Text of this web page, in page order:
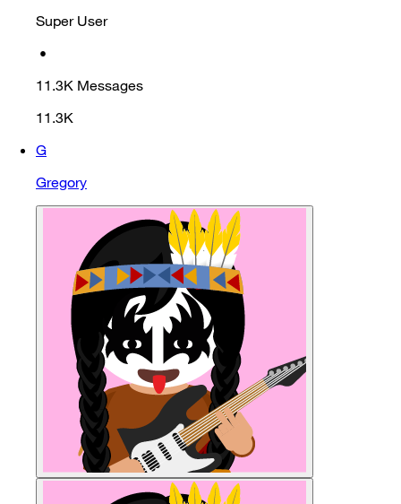
Super User
•
11.3K Messages
11.3K
G
Gregory